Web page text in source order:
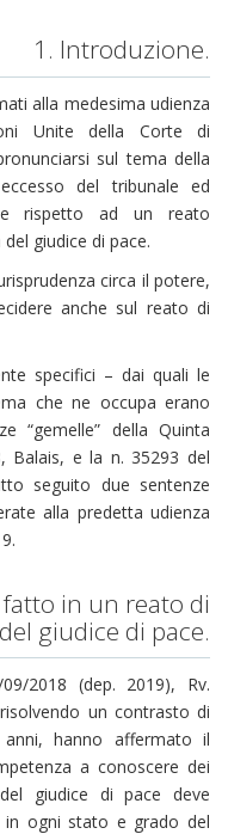
1. Introduzione.
alla medesima udienza
Unite della Corte di
sul tema della
del tribunale ed
rispetto ad un reato
giudice di pace.
circa il potere,
anche sul reato di
specifici – dai quali le
che ne occupa erano
“gemelle” della Quinta
Balais, e la n. 35293 del
seguito due sentenze
alla predetta udienza
in un reato di
giudice di pace.
2018 (dep. 2019), Rv.
un contrasto di
anni, hanno affermato il
a conoscere dei
giudice di pace deve
in ogni stato e grado del